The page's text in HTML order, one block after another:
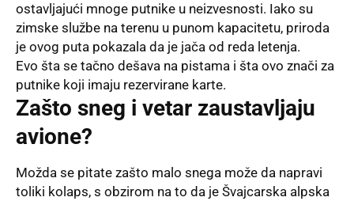
ostavljajući mnoge putnike u neizvesnosti. Iako su
zimske službe na terenu u punom kapacitetu, priroda
je ovog puta pokazala da je jača od reda letenja.
Evo šta se tačno dešava na pistama i šta ovo znači za
putnike koji imaju rezervirane karte.
Zašto sneg i vetar zaustavljaju
avione?
Možda se pitate zašto malo snega može da napravi
toliki kolaps, s obzirom na to da je Švajcarska alpska